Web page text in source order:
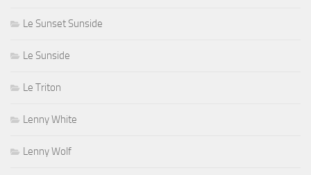
Le Sunset Sunside
Le Sunside
Le Triton
Lenny White
Lenny Wolf